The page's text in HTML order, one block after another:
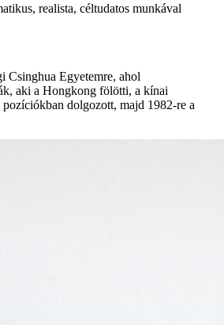
realista, céltudatos munkával
Csinghua Egyetemre, ahol
aki a Hongkong fölötti, a kínai
dolgozott, majd 1982-re a